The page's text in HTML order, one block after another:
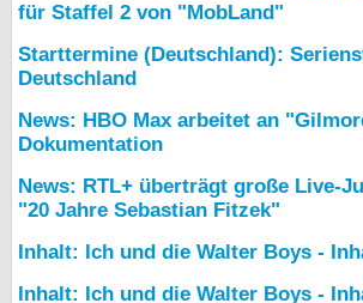
für Staffel 2 von "MobLand"
Starttermine (Deutschland):
Deutschland
News: HBO Max arbeitet an
Dokumentation
News: RTL+ überträgt große Live-
"20 Jahre Sebastian Fitzek"
Inhalt: Ich und die Walter Boys -
Inhalt: Ich und die Walter Boys -